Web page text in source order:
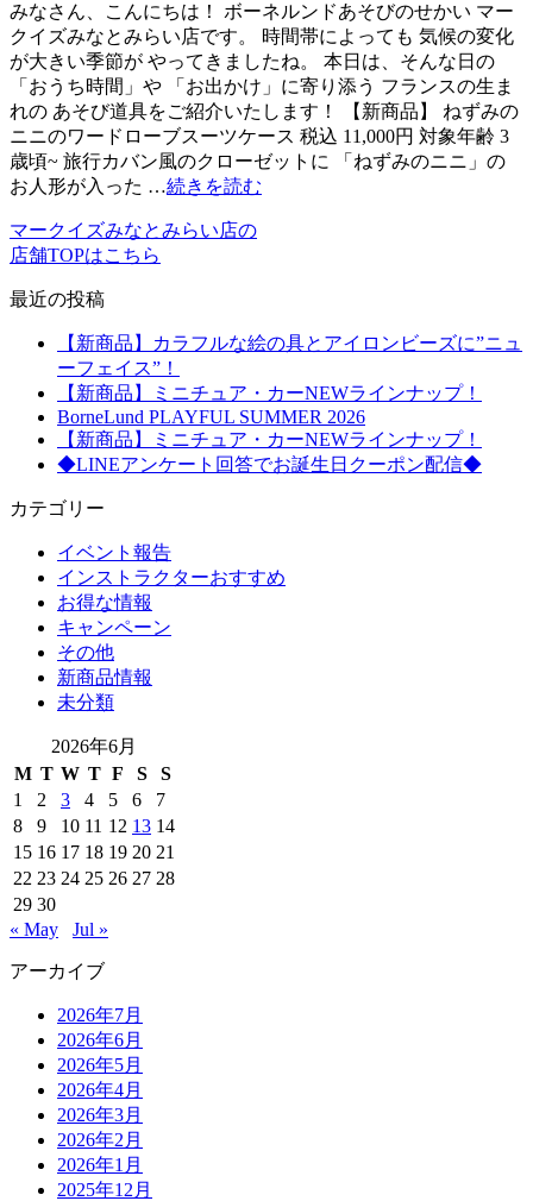
みなさん、こんにちは！ ボーネルンドあそびのせかい マー
クイズみなとみらい店です。 時間帯によっても 気候の変化
が大きい季節が やってきましたね。 本日は、そんな日の
「おうち時間」や 「お出かけ」に寄り添う フランスの生ま
れの あそび道具をご紹介いたします！ 【新商品】 ねずみの
ニニのワードローブスーツケース 税込 11,000円 対象年齢 3
歳頃~ 旅行カバン風のクローゼットに 「ねずみのニニ」の
お人形が入った …続きを読む
マークイズみなとみらい店の
店舗TOPはこちら
最近の投稿
【新商品】カラフルな絵の具とアイロンビーズに”ニュ
ーフェイス”！
【新商品】ミニチュア・カーNEWラインナップ！
BorneLund PLAYFUL SUMMER 2026
【新商品】ミニチュア・カーNEWラインナップ！
◆LINEアンケート回答でお誕生日クーポン配信◆
カテゴリー
イベント報告
インストラクターおすすめ
お得な情報
キャンペーン
その他
新商品情報
未分類
2026年6月
M T W T F S
S
1
2 3 4 5 6
7
8
9 10 11 12 13 14
15 16 17 18 19 20 21
22 23 24 25 26 27 28
29 30
« May
Jul »
アーカイブ
2026年7月
2026年6月
2026年5月
2026年4月
2026年3月
2026年2月
2026年1月
2025年12月